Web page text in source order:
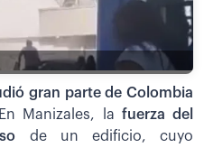
gran parte de Colombia
Manizales, la fuerza del
de un edificio, cuyo